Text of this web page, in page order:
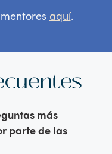
aquí.
más
parte de las